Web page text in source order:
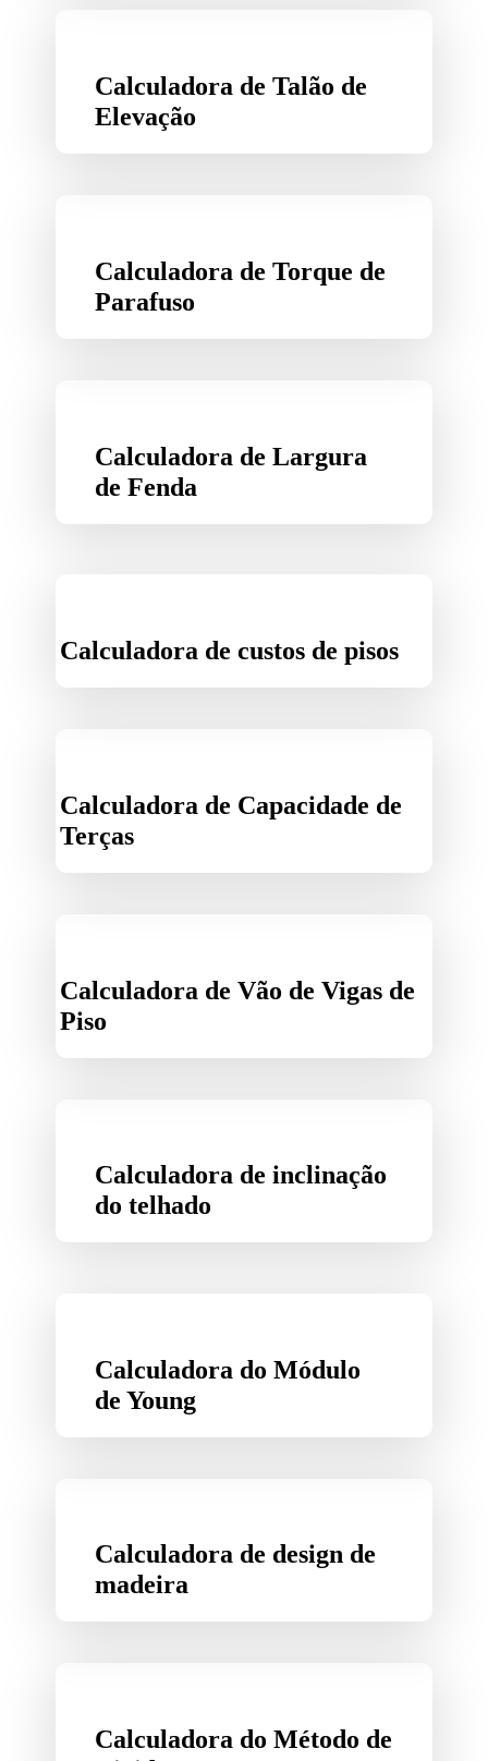
Calculadora de Talão de
Elevação
Calculadora de Torque de
Parafuso
Calculadora de Largura
de Fenda
Calculadora de custos de pisos
Calculadora de Capacidade de
Terças
Calculadora de Vão de Vigas de
Piso
Calculadora de inclinação
do telhado
Calculadora do Módulo
de Young
Calculadora de design de
madeira
Calculadora do Método de